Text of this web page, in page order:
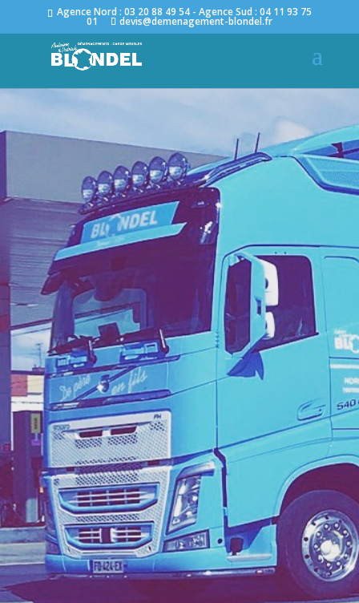
Agence Nord : 03 20 88 49 54 - Agence Sud : 04 11 93 75
01 devis@demenagement-blondel.fr